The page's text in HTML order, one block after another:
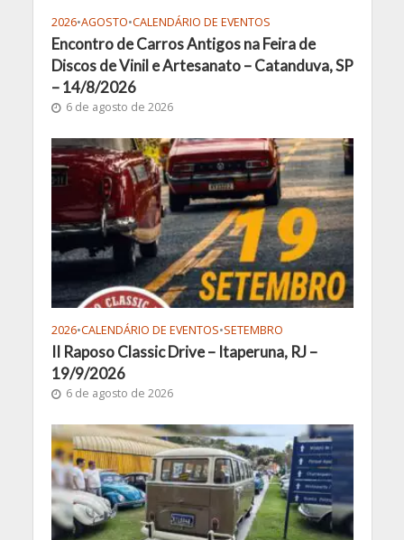
2026•AGOSTO•CALENDÁRIO DE EVENTOS
Encontro de Carros Antigos na Feira de
Discos de Vinil e Artesanato – Catanduva, SP
– 14/8/2026
6 de agosto de 2026
2026•CALENDÁRIO DE EVENTOS•SETEMBRO
II Raposo Classic Drive – Itaperuna, RJ –
19/9/2026
6 de agosto de 2026